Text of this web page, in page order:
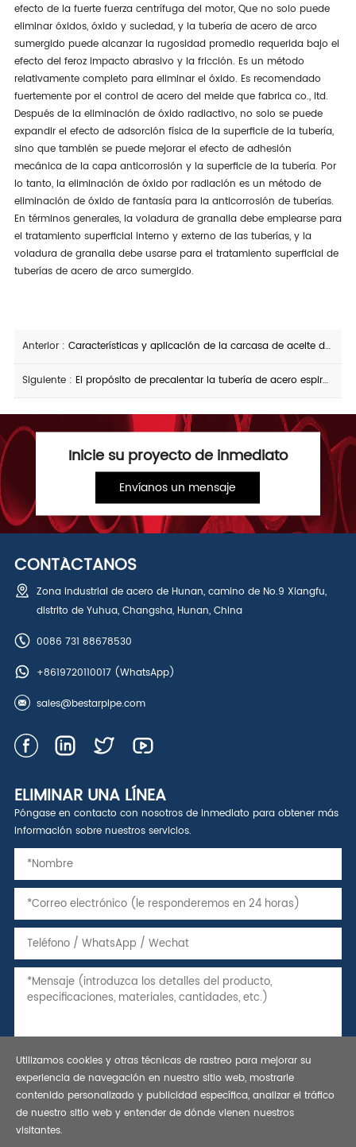
efecto de la fuerte fuerza centrífuga del motor, Que no solo puede
eliminar óxidos, óxido y suciedad, y la tubería de acero de arco
sumergido puede alcanzar la rugosidad promedio requerida bajo el
efecto del feroz impacto abrasivo y la fricción. Es un método
relativamente completo para eliminar el óxido. Es recomendado
fuertemente por el control de acero del meide que fabrica co., ltd.
Después de la eliminación de óxido radiactivo, no solo se puede
expandir el efecto de adsorción física de la superficie de la tubería,
sino que también se puede mejorar el efecto de adhesión
mecánica de la capa anticorrosión y la superficie de la tubería. Por
lo tanto, la eliminación de óxido por radiación es un método de
eliminación de óxido de fantasía para la anticorrosión de tuberías.
En términos generales, la voladura de granalla debe emplearse para
el tratamiento superficial interno y externo de las tuberías, y la
voladura de granalla debe usarse para el tratamiento superficial de
tuberías de acero de arco sumergido.
Anterior : Características y aplicación de la carcasa de aceite de alta temperatura
Siguiente : El propósito de precalentar la tubería de acero espiral antes de la soldadura
Inicie su proyecto de inmediato
Envíanos un mensaje
CONTÁCTANOS
Zona industrial de acero de Hunan, camino de No.9 Xiangfu,
distrito de Yuhua, Changsha, Hunan, China
0086 731 88678530
+8619720110017(WhatsApp)
sales@bestarpipe.com
ELIMINAR UNA LÍNEA
Póngase en contacto con nosotros de inmediato para obtener más
información sobre nuestros servicios.
Utilizamos cookies y otras técnicas de rastreo para mejorar su
experiencia de navegación en nuestro sitio web, mostrarle
contenido personalizado y publicidad específica, analizar el tráfico
de nuestro sitio web y entender de dónde vienen nuestros
visitantes.